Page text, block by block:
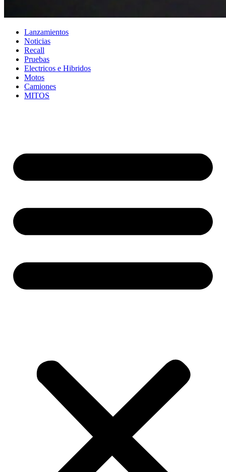
Lanzamientos
Noticias
Recall
Pruebas
Electricos e Hibridos
Motos
Camiones
MITOS